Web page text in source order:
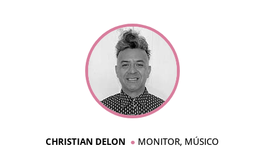
CHRISTIAN DELON ● MONITOR, MÚSICO